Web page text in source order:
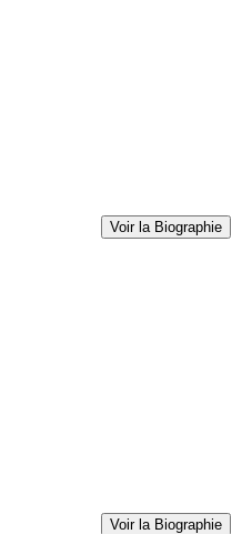
Voir la Biographie
Voir la Biographie